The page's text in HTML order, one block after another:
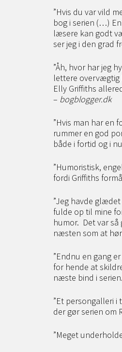
”Hvis du var vild
bog i serien (…)
læsere kan godt
ser jeg i den grad
”Åh, hvor har jeg
lettere overvægtig
Elly Griffiths
– bogblogger.dk
”Hvis man har en
rummer en god
både i fortid og i
”Humoristisk,
fordi Griffiths
”Jeg havde
fulde op til mine
humor. Det var
næsten som at
”Endnu en gang
for hende at
næste bind i
”Et persongalleri i
der gør serien om
”Meget